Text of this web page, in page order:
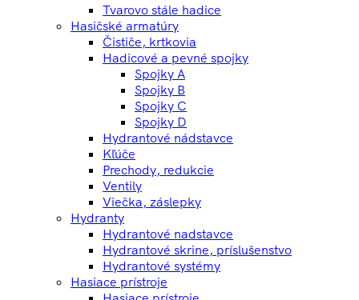
Tvarovo stále hadice
Hasičské armatúry
Čističe, krtkovia
Hadicové a pevné spojky
Spojky A
Spojky B
Spojky C
Spojky D
Hydrantové nádstavce
Kľúče
Prechody, redukcie
Ventily
Viečka, záslepky
Hydranty
Hydrantové nadstavce
Hydrantové skrine, príslušenstvo
Hydrantové systémy
Hasiace prístroje